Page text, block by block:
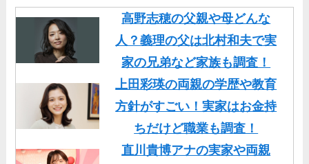
高野志穂の父親や母どんな
人？義理の父は北村和夫で実
家の兄弟など家族も調査！
上田彩瑛の両親の学歴や教育
方針がすごい！実家はお金持
ちだけど職業も調査！
直川貴博アナの実家や両親